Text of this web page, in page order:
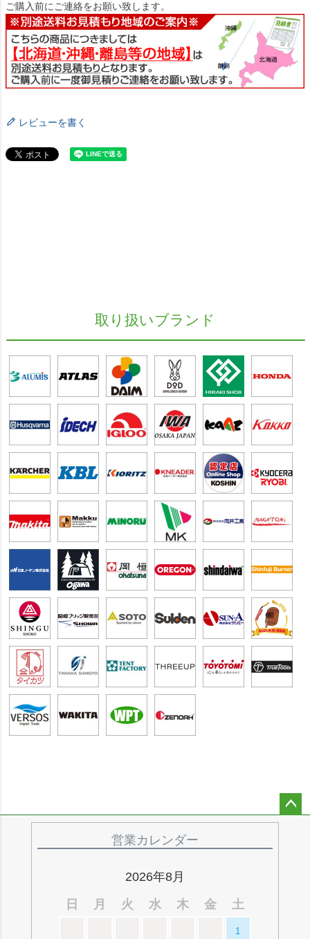
ご購入前にご連絡をお願い致します。
レビューを書く
取り扱いブランド
営業カレンダー
2026年8月
日
月 火 水 木 金 土
1